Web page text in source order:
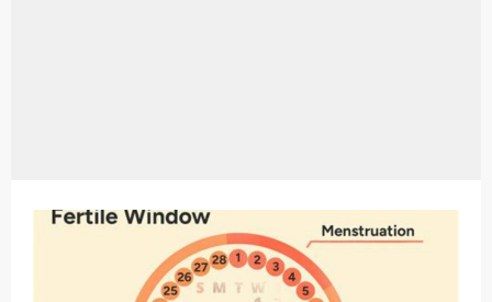
Bitcoin Miner Android: Apa Itu Dan Bagaimana Cara Menggunakannya
Pp Wa Couple Pasangan: Cara Terbaik Untuk Menjaga Hubungan